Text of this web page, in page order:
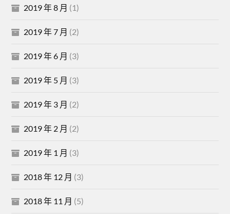
2019 年 8 月 (1)
2019 年 7 月 (2)
2019 年 6 月 (3)
2019 年 5 月 (3)
2019 年 3 月 (2)
2019 年 2 月 (2)
2019 年 1 月 (3)
2018 年 12 月 (3)
2018 年 11 月 (5)